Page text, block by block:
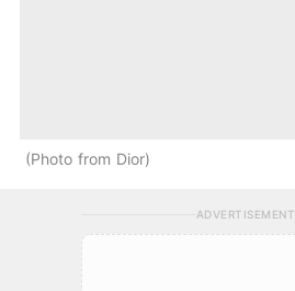
Photo from Dior
ADVERTISEMENT